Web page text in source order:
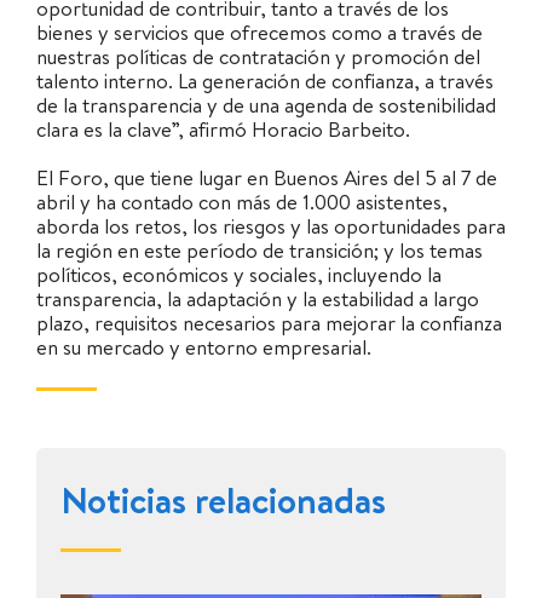
oportunidad de contribuir, tanto a través de los
bienes y servicios que ofrecemos como a través de
nuestras políticas de contratación y promoción del
talento interno. La generación de confianza, a través
de la transparencia y de una agenda de sostenibilidad
clara es la clave”, afirmó Horacio Barbeito.
El Foro, que tiene lugar en Buenos Aires del 5 al 7 de
abril y ha contado con más de 1.000 asistentes,
aborda los retos, los riesgos y las oportunidades para
la región en este período de transición; y los temas
políticos, económicos y sociales, incluyendo la
transparencia, la adaptación y la estabilidad a largo
plazo, requisitos necesarios para mejorar la confianza
en su mercado y entorno empresarial.
Noticias relacionadas